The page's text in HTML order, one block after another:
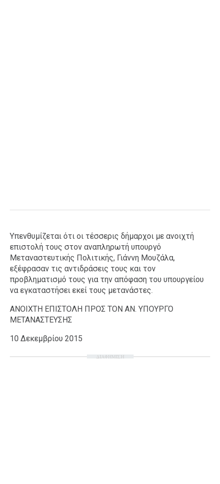
Υπενθυμίζεται ότι οι τέσσερις δήμαρχοι με ανοιχτή
επιστολή τους στον αναπληρωτή υπουργό
Μεταναστευτικής Πολιτικής, Γιάννη Μουζάλα,
εξέφρασαν τις αντιδράσεις τους και τον
προβληματισμό τους για την απόφαση του υπουργείου
να εγκαταστήσει εκεί τους μετανάστες.
ΑΝΟΙΧΤΗ ΕΠΙΣΤΟΛΗ ΠΡΟΣ ΤΟΝ ΑΝ. ΥΠΟΥΡΓΟ
ΜΕΤΑΝΑΣΤΕΥΣΗΣ
10 Δεκεμβρίου 2015
ΔΙΑΦΗΜΙΣΗ